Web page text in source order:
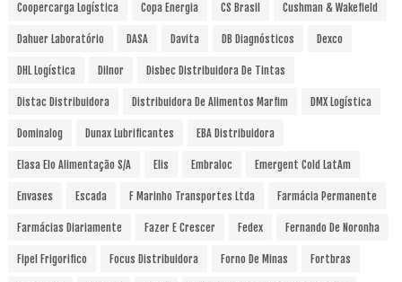
Coopercarga Logística Copa Energia CS Brasil Cushman & Wakefield
Dahuer Laboratório DASA Davita DB Diagnósticos Dexco
DHL Logística Dilnor Disbec Distribuidora De Tintas
Distac Distribuidora Distribuidora De Alimentos Marfim DMX Logística
Dominalog Dunax Lubrificantes EBA Distribuidora
Elasa Elo Alimentação S/A Elis Embraloc Emergent Cold LatAm
Envases Escada F Marinho Transportes Ltda Farmácia Permanente
Farmácias Diariamente Fazer E Crescer Fedex Fernando De Noronha
Fipel Frigorifico Focus Distribuidora Forno De Minas Fortbras